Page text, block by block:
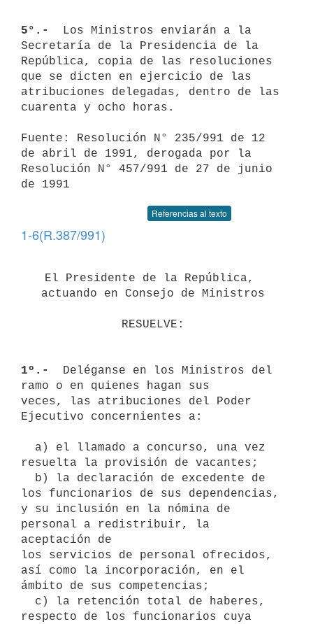
5°.-
Los Ministros enviarán a la
Secretaría de la Presidencia de la
República, copia de las resoluciones
que se dicten en ejercicio de las
atribuciones delegadas, dentro de las
cuarenta y ocho horas.
Fuente: Resolución N° 235/991 de 12
de abril de 1991, derogada por la
Resolución N° 457/991 de 27 de junio
de 1991
Referencias al texto
1-6(R.387/991)
El Presidente de la República,
actuando en Consejo de Ministros
RESUELVE:
1º.-
Deléganse en los Ministros del
ramo o en quienes hagan sus
veces, las atribuciones del Poder
Ejecutivo concernientes a:
resuelta la provisión de vacantes;
los funcionarios de sus dependencias,
y su inclusión en la nómina de
personal a redistribuir, la
aceptación de
los servicios de personal ofrecidos,
así como la incorporación, en el
ámbito de sus competencias;
respecto de los funcionarios cuya